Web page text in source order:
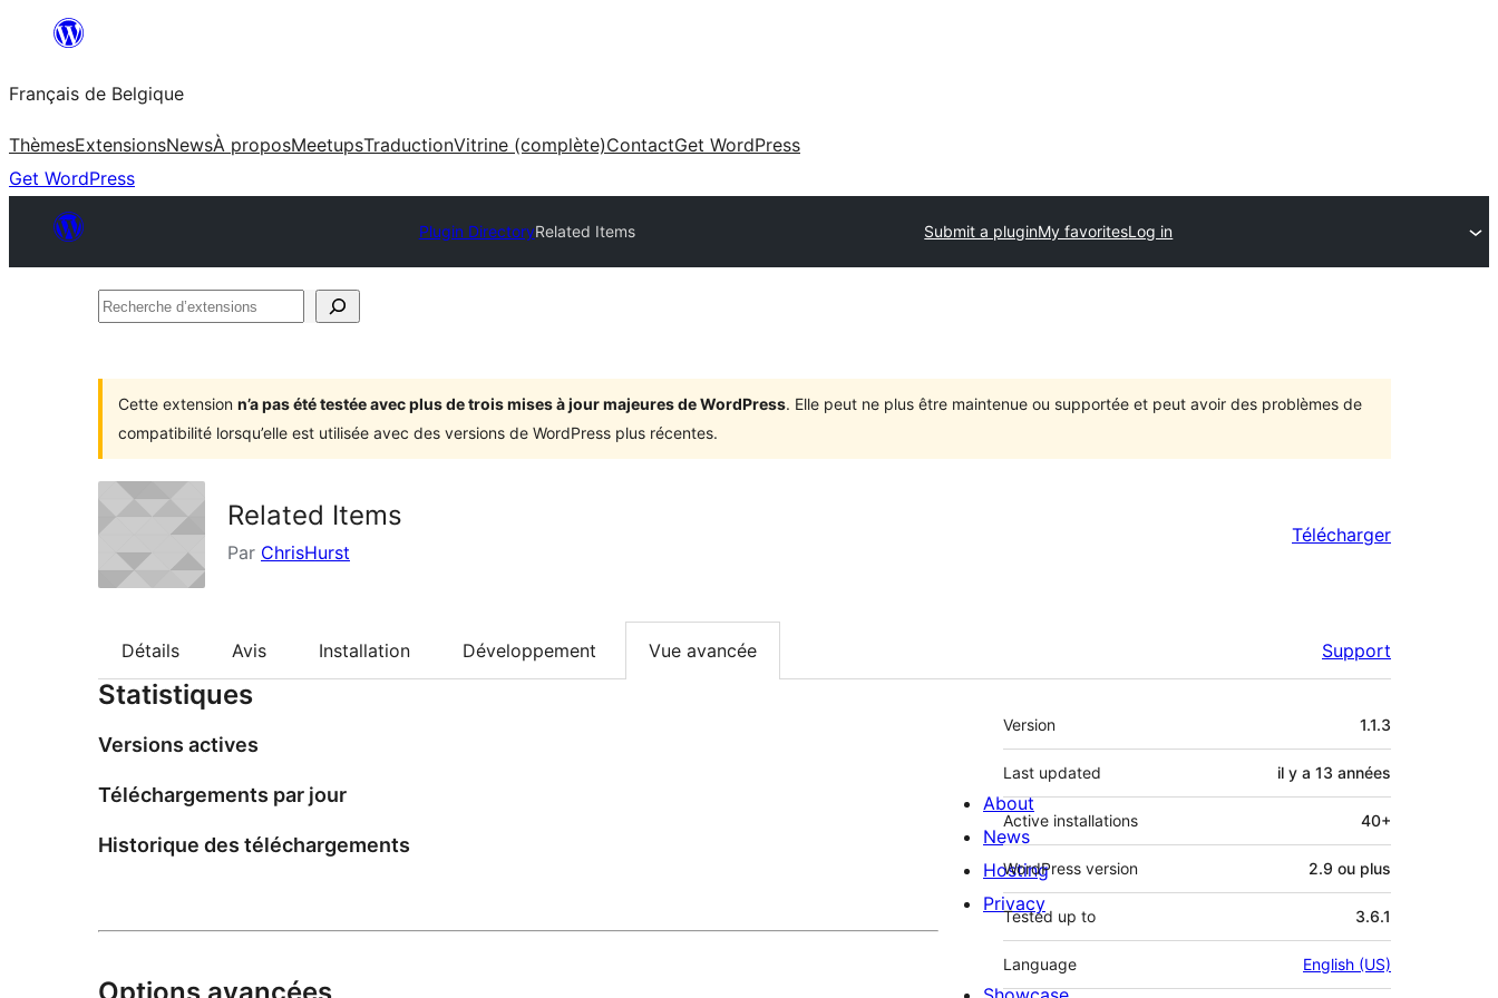
contenu
Français de Belgique
ThèmesExtensionsNewsÀ proposMeetupsTraductionVitrine (complète)ContactGet WordPress
Get WordPress
Plugin DirectoryRelated Items Submit a pluginMy favoritesLog in
Recherche
Cette extension n’a pas été testée avec plus de trois mises à jour majeures de WordPress. Elle peut ne plus être maintenue ou supportée et peut avoir des problèmes de
compatibilité lorsqu’elle est utilisée avec des versions de WordPress plus récentes.
Related Items
Par ChrisHurst
Télécharger
Détails Avis Installation Développement Vue avancée Support
Statistiques
Versions actives
Téléchargements par jour
Historique des téléchargements
Méta
Version 1.1.3
Last updated il y a 13 années
Active installations 40+
WordPress version 2.9 ou plus
Tested up to 3.6.1
Language English (US)
About
News
Hosting
Privacy